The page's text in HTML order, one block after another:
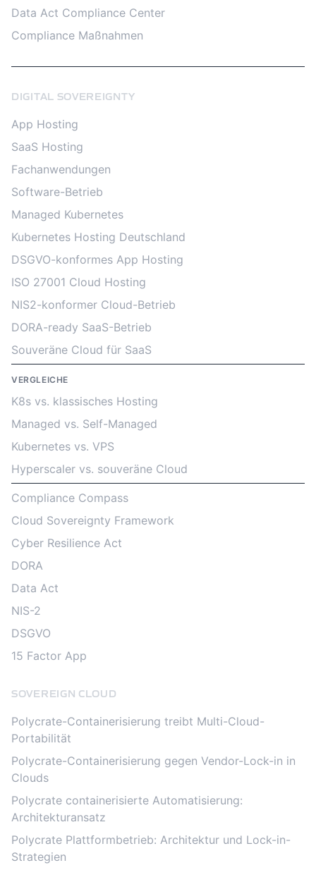
Data Act Compliance Center
Compliance Maßnahmen
DIGITAL SOVEREIGNTY
App Hosting
SaaS Hosting
Fachanwendungen
Software-Betrieb
Managed Kubernetes
Kubernetes Hosting Deutschland
DSGVO-konformes App Hosting
ISO 27001 Cloud Hosting
NIS2-konformer Cloud-Betrieb
DORA-ready SaaS-Betrieb
Souveräne Cloud für SaaS
VERGLEICHE
K8s vs. klassisches Hosting
Managed vs. Self-Managed
Kubernetes vs. VPS
Hyperscaler vs. souveräne Cloud
Compliance Compass
Cloud Sovereignty Framework
Cyber Resilience Act
DORA
Data Act
NIS-2
DSGVO
15 Factor App
SOVEREIGN CLOUD
Polycrate-Containerisierung treibt Multi-Cloud-
Portabilität
Polycrate-Containerisierung gegen Vendor-Lock-in in
Clouds
Polycrate containerisierte Automatisierung:
Architekturansatz
Polycrate Plattformbetrieb: Architektur und Lock-in-
Strategien